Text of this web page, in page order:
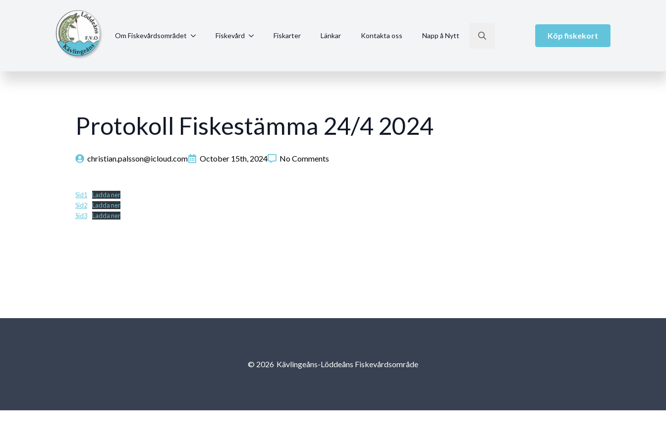
Om Fiskevårdsområdet Fiskevård Fiskarter Länkar Kontakta oss Napp å Nytt Köp fiskekort
Protokoll Fiskestämma 24/4 2024
christian.palsson@icloud.com October 15th, 2024 No Comments
Sid1
Ladda ner
Sid2
Ladda ner
Sid3
Ladda ner
© 2026 Kävlingeåns-Löddeåns Fiskevårdsområde